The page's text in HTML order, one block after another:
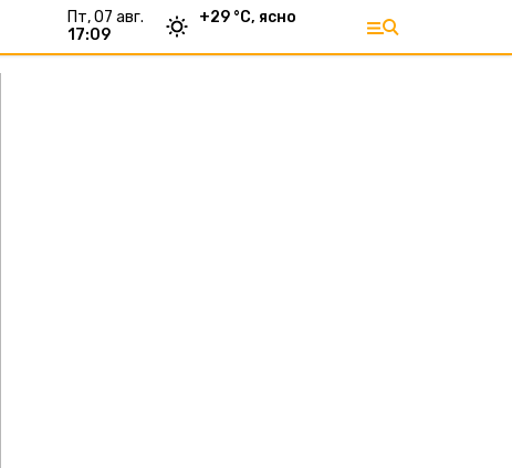
пт, 07 авг.
17:09
+29 °С, ясно